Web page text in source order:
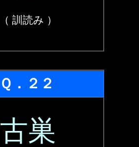
（ 訓読み ）
Ｑ．２２
古巣